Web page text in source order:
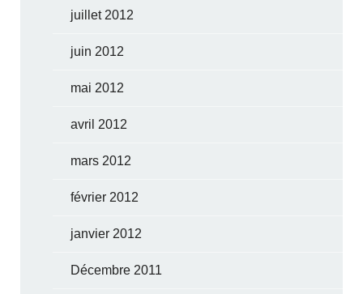
juillet 2012
juin 2012
mai 2012
avril 2012
mars 2012
février 2012
janvier 2012
Décembre 2011